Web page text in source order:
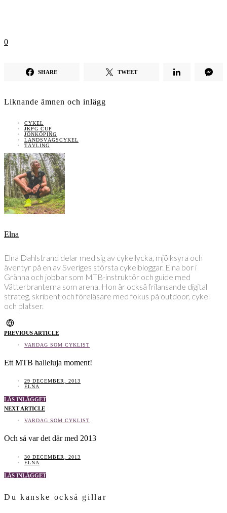
0
SHARE TWEET
Liknande ämnen och inlägg
CYKEL
JKPG CUP
JÖNKÖPING
LANDSVÄGSCYKEL
TÄVLING
Elna
Elna Dahlstrand delar med sig av cykellycka, mjölksyra och
äventyr på en av Sveriges största cykelbloggar. Elna bor i
Gränna och jobbar som MTB-instruktör och guide med
Vätterbranterna som arena. Hon är också frilansande digital
strateg, skribent och föreläsare med fokus på outdoor, cykel
och platser.
PREVIOUS ARTICLE
VARDAG SOM CYKLIST
Ett MTB halleluja moment!
29 DECEMBER, 2013
ELNA
LÄS INLÄGGET
NEXT ARTICLE
VARDAG SOM CYKLIST
Och så var det där med 2013
30 DECEMBER, 2013
ELNA
LÄS INLÄGGET
Du kanske också gillar